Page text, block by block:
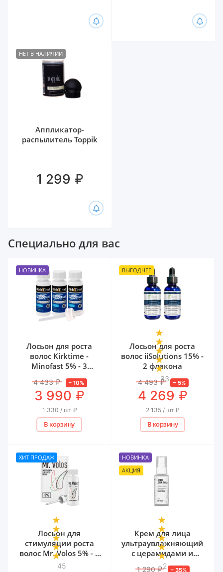
НЕТ В НАЛИЧИИ
Аппликатор-
распылитель Toppik
1 299 ₽
Специально для вас
НОВИНКА
Лосьон для роста
волос Kirktime -
Minofast 5% - 3
4 433 ₽ – 10%
3 990 ₽
1 330 / шт ₽
В корзину
ВЫГОДНЕЕ
33
Лосьон для роста
волос iiSolutions 15% -
2 флакона
4 493 ₽ – 5%
4 269 ₽
2 135 / шт ₽
В корзину
ХИТ ПРОДАЖ
45
Лосьон для
стимуляции роста
волос Mr. Volos 5% - 1
флакон
НОВИНКА
АКЦИЯ
2
Крем для лица
ультраувлажняющий
с церамидами и
мочевиной Mr. Volos,
1 290 ₽ – 35%